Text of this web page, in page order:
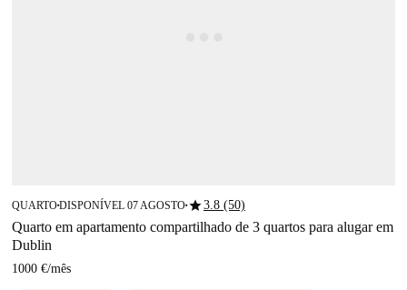
QUARTO■DISPONÍVEL 07 AGOSTO■star3.8 (50)
Quarto em apartamento compartilhado de 3 quartos para alugar em
Dublin
1000 €/mês